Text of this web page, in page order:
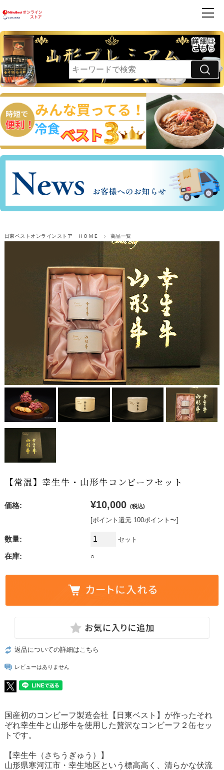
卵乳小麦 不使用 お買得品
日東ベストオンラインストア ＨＯＭＥ 商品一覧
【常温】幸生牛・山形牛コンビーフセット
価格: ¥10,000 (税込)
[ポイント還元 100ポイント〜]
数量: セット
在庫: ○
返品についての詳細はこちら
レビューはありません
国産初のコンビーフ製造会社【日東ベスト】が作ったそれ
ぞれ幸生牛と山形牛を使用した贅沢なコンビーフ２缶セッ
トです。
【幸生牛（さちうぎゅう）】
山形県寒河江市・幸生地区という標高高く、清らかな伏流